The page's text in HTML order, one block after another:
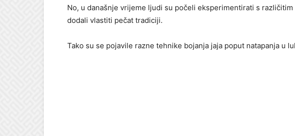
No, u današnje vrijeme ljudi su počeli eksperimentirati s različitim
dodali vlastiti pečat tradiciji.
Tako su se pojavile razne tehnike bojanja jaja poput natapanja u